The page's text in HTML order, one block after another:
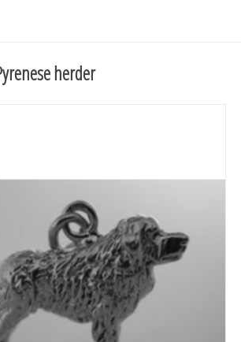
herder